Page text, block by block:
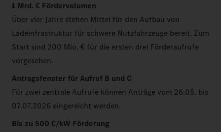
1 Mrd. € Fördervolumen
Über vier Jahre stehen Mittel für den Aufbau von
Ladeinfrastruktur für schwere Nutzfahrzeuge bereit. Zum
Start sind 200 Mio. € für die ersten drei Förderaufrufe
vorgesehen.
Antragsfenster für Aufruf B und C
Für zwei zentrale Aufrufe können Anträge vom 26.05. bis
07.07.2026 eingereicht werden.
Bis zu 500 €/kW Förderung